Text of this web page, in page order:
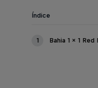
Índice
1 Bahia 1 x 1 Red